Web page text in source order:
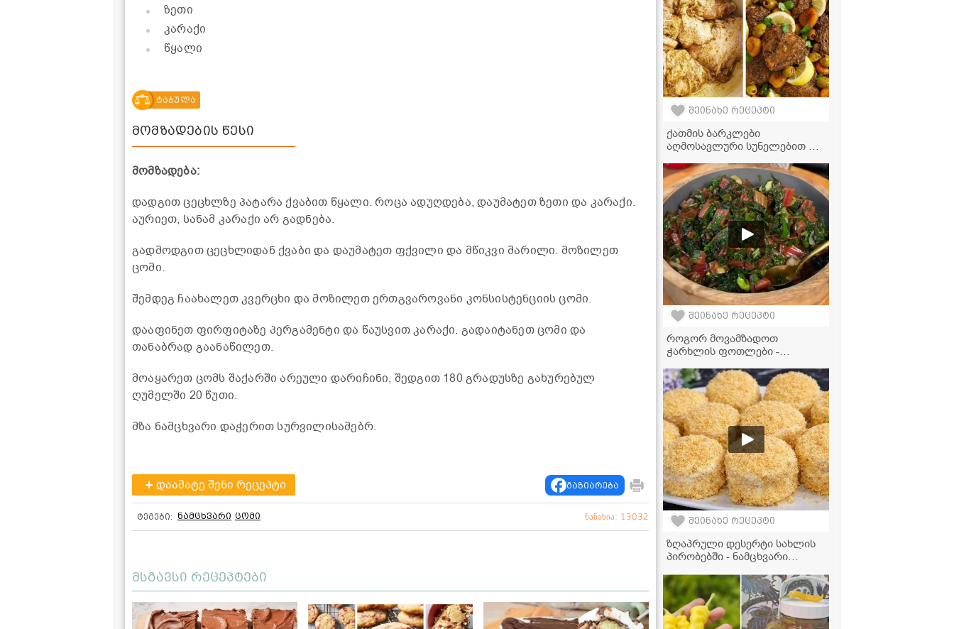
ზეთი
კარაქი
წყალი
ტაბულა
მომზადების წესი
მომზადება:
დადგით ცეცხლზე პატარა ქვაბით წყალი. როცა ადუღდება, დაუმატეთ ზეთი და კარაქი.
აურიეთ, სანამ კარაქი არ გადნება.
გადმოდგით ცეცხლიდან ქვაბი და დაუმატეთ ფქვილი და მწიკვი მარილი. მოზილეთ
ცომი.
შემდეგ ჩაახალეთ კვერცხი და მოზილეთ ერთგვაროვანი კონსისტენციის ცომი.
დააფინეთ ფირფიტაზე პერგამენტი და წაუსვით კარაქი. გადაიტანეთ ცომი და
თანაბრად გაანაწილეთ.
მოაყარეთ ცომს შაქარში არეული დარიჩინი, შედგით 180 გრადუსზე გახურებულ
ღუმელში 20 წუთი.
მზა ნამცხვარი დაჭერით სურვილისამებრ.
დაამატე შენი რეცეპტი გაზიარება
ტეგები: ნამცხვარი ცომი ნანახია: 13032
მსგავსი რეცეპტები
შეინახე რეცეპტი
ქათმის ბარკლები
აღმოსავლური სუნელებით და
წვნიანი კერძი
შეინახე რეცეპტი
როგორ მოვამზადოთ
ჭარხლის ფოთლები -
სავსე კერძი სულ რაღაც 20
წუთში!
შეინახე რეცეპტი
ზღაპრული დესერტი სახლის
პირობებში - ნამცხვარი
რომელიც ყველას გამოუვა!